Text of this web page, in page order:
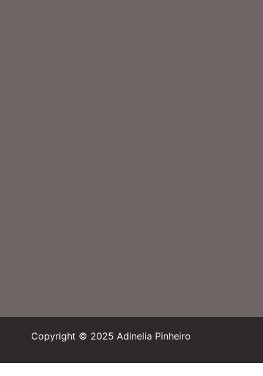
Copyright © 2025 Adinelia Pinheiro